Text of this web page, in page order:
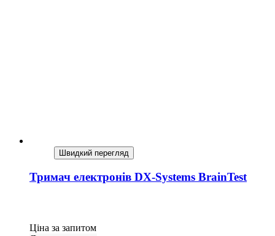
Швидкий перегляд
Тримач електронів DX-Systems BrainTest
Ціна за запитом